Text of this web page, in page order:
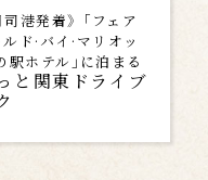
司港発着》｢フェア
ド·バイ·マリオッ
駅ホテル｣に泊まる
と関東ドライブ